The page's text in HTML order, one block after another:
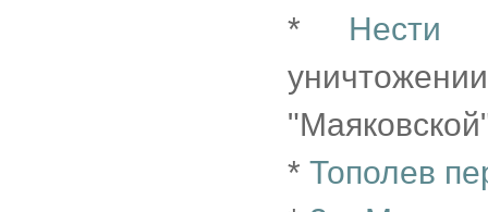
* Нести
* Тополев